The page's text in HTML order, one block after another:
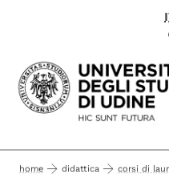
Passa al
home didattica corsi di